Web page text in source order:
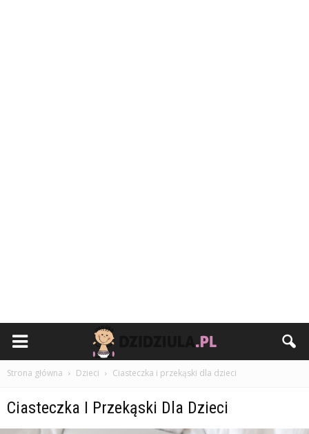
Strona główna Dzieci Ciasteczka i przekąski dla dzieci
Ciasteczka I Przekąski Dla Dzieci